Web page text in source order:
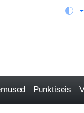
Punktiseis